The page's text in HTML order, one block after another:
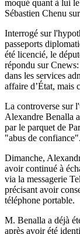
moqué quant à lui
Sébastien Chenu
Interrogé sur
passeports
été licencié, le
répondu sur
dans les services
affaire d’État, mais
La controverse sur
Alexandre Benalla
par le parquet de
"abus de confiance".
Dimanche,
avoir continué à
via la messagerie
précisant avoir
téléphone portable.
M. Benalla a déjà
après avoir été